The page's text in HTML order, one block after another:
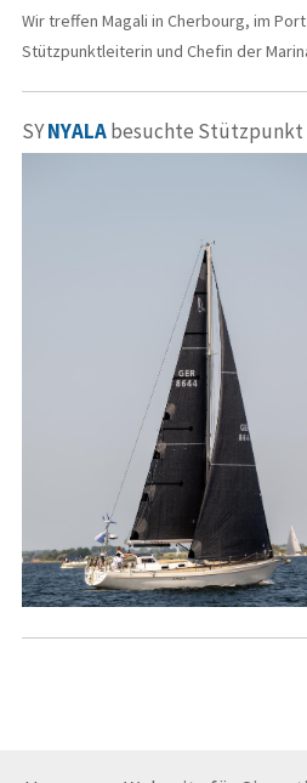
Wir treffen Magali in Cherbourg, im
Stützpunktleiterin und Chefin der
SYNYALAbesuchte Stützpunkt